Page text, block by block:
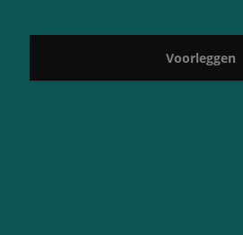
Voorleggen